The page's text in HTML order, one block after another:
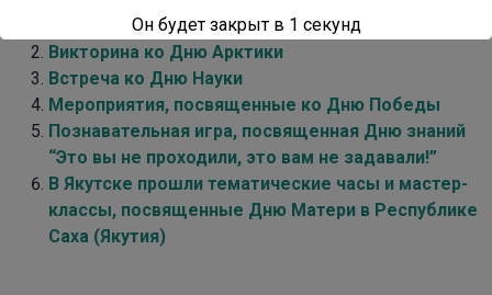
народ по национальной одежде”
Викторина ко Дню Арктики
Встреча ко Дню Науки
Мероприятия, посвященные ко Дню Победы
Познавательная игра, посвященная Дню знаний
“Это вы не проходили, это вам не задавали!”
В Якутске прошли тематические часы и мастер-
классы, посвященные Дню Матери в Республике
Саха (Якутия)
Он будет закрыт в 1 секунд